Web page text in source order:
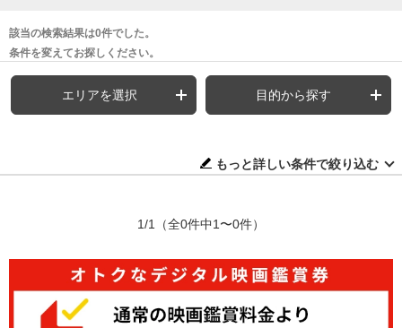
該当の検索結果は0件でした。
条件を変えてお探しください。
エリアを選択 目的から探す
もっと詳しい条件で絞り込む
1/1 （全0件中1〜0件）